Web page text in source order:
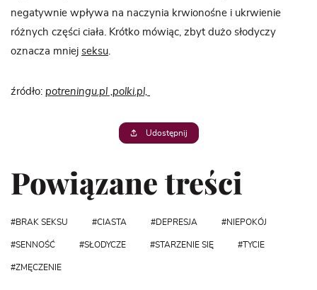
negatywnie wpływa na naczynia krwionośne i ukrwienie
różnych części ciała. Krótko mówiąc, zbyt dużo słodyczy
oznacza mniej seksu.
źródło: potreningu.pl ,polki.pl,
Udostępnij
Powiązane treści
BRAK SEKSU CIASTA DEPRESJA NIEPOKÓJ
SENNOŚĆ SŁODYCZE STARZENIE SIĘ TYCIE
ZMĘCZENIE